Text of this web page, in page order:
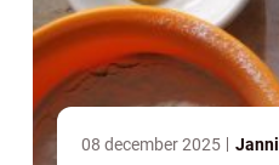
08 december 2025